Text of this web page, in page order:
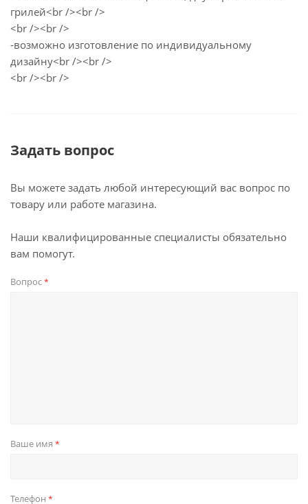
грилей<br /><br />
<br /><br />
-возможно изготовление по индивидуальному
дизайну<br /><br />
<br /><br />
Задать вопрос
Вы можете задать любой интересующий вас вопрос по
товару или работе магазина.
Наши квалифицированные специалисты обязательно
вам помогут.
Вопрос*
Ваше имя *
Телефон *